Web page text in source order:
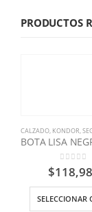
PRODUCTOS
CALZADO, KONDOR,
0out of
$
SELECCIONAR